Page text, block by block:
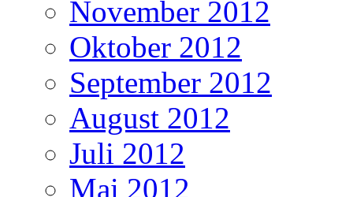
November 2012
Oktober 2012
September 2012
August 2012
Juli 2012
Mai 2012